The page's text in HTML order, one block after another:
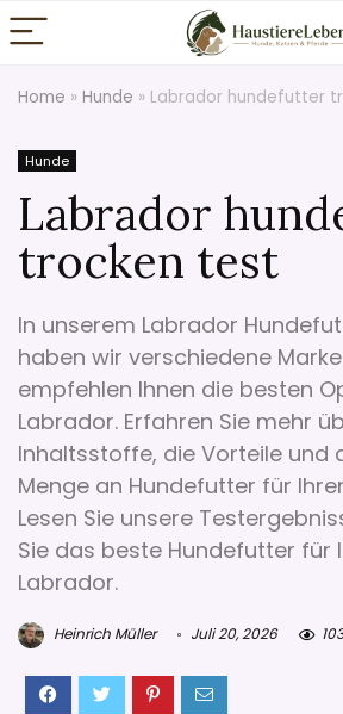
Home » Hunde » Labrador hundefutter
Hunde
Labrador
trocken test
In unserem Labrador
haben wir verschiedene
empfehlen Ihnen die besten
Labrador. Erfahren Sie mehr
Inhaltsstoffe, die Vorteile und
Menge an Hundefutter für
Lesen Sie unsere
Sie das beste Hundefutter für
Labrador.
Heinrich Müller Juli 20, 2026 103